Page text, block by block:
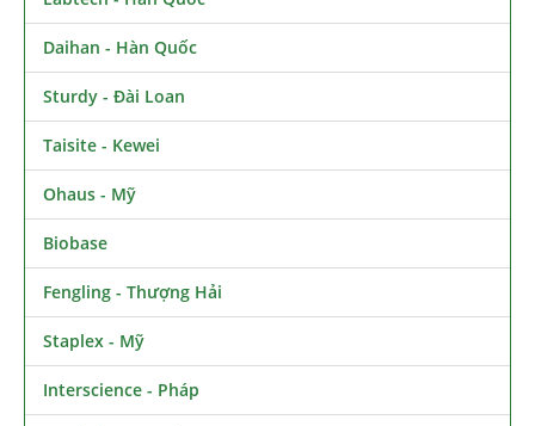
Daihan - Hàn Quốc
Sturdy - Đài Loan
Taisite - Kewei
Ohaus - Mỹ
Biobase
Fengling - Thượng Hải
Staplex - Mỹ
Interscience - Pháp